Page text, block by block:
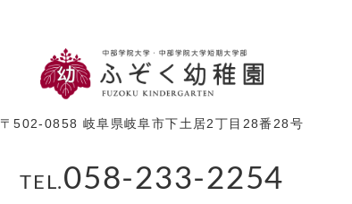
〒502-0858 岐阜県岐阜市下土居2丁目28番28号
TEL.058-233-2254